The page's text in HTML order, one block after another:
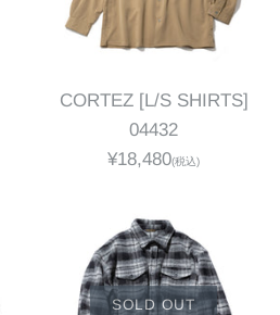
CORTEZ [L/S SHIRTS]
04432
¥18,480(税込)
SOLD OUT